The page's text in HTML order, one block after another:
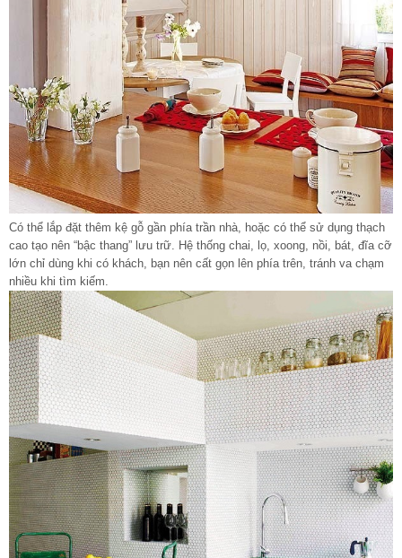
Có thể lắp đặt thêm kệ gỗ gần phía trần nhà, hoặc có thể sử dụng thạch
cao tạo nên “bậc thang” lưu trữ. Hệ thống chai, lọ, xoong, nồi, bát, đĩa cỡ
lớn chỉ dùng khi có khách, bạn nên cất gọn lên phía trên, tránh va chạm
nhiều khi tìm kiếm.